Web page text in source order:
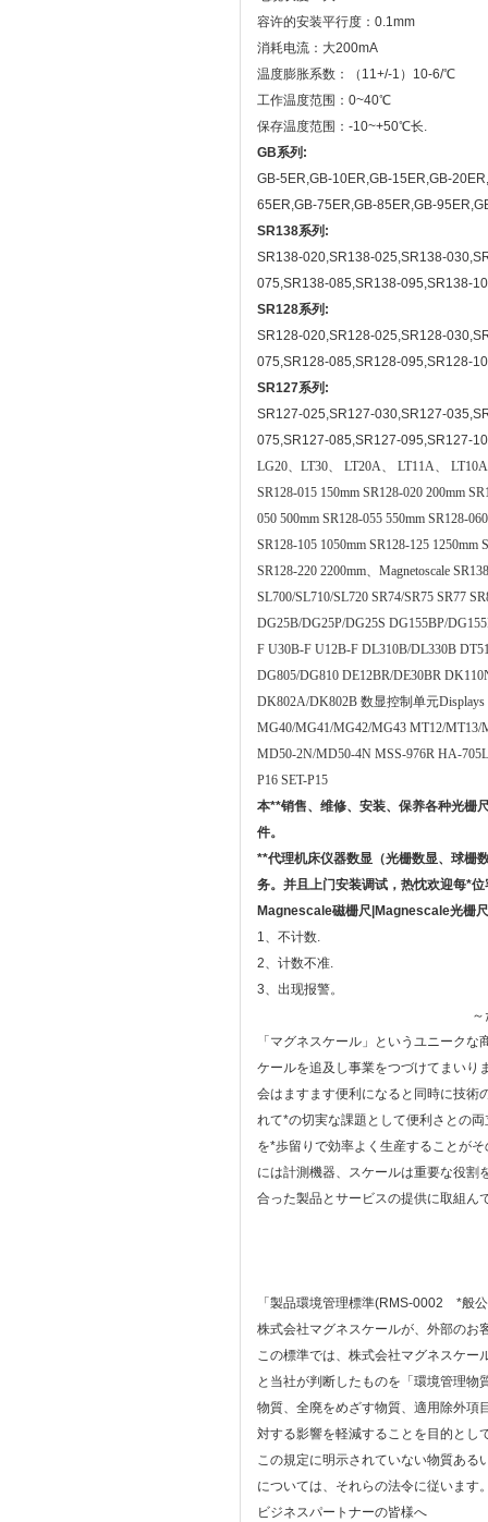
容许的安装平行度：0.1mm
消耗电流：大200mA
温度膨胀系数：（11+/-1）10-6/℃
工作温度范围：0~40℃
保存温度范围：-10~+50℃长.
GB系列:
GB-5ER,GB-10ER,GB-15ER,GB-
65ER,GB-75ER,GB-85ER,GB-
SR138系列:
SR138-020,SR138-025,SR138-
075,SR138-085,SR138-095,SR138-
SR128系列:
SR128-020,SR128-025,SR128-
075,SR128-085,SR128-095,SR128-
SR127系列:
SR127-025,SR127-030,SR127-
075,SR127-085,SR127-095,SR127-
LG20、 LT30、 LT20A、 LT11A、
SR128-015 150mm SR128-020 200mm
050 500mm SR128-055 550mm SR128-
SR128-105 1050mm SR128-125 1250mm
SR128-220 2200mm、Magnetoscale
SL700/SL710/SL720 SR74/SR75 SR77
DG25B/DG25P/DG25S DG155BP/
F U30B-F U12B-F DL310B/DL330B
DG805/DG810 DE12BR/DE30BR
DK802A/DK802B 数显控制单元Displays
MG40/MG41/MG42/MG43 MT12/MT13/
MD50-2N/MD50-4N MSS-976R HA-
P16 SET-P15
本**销售、维修、安装、保养各种光栅
件。
**代理机床仪器数显 （光栅数显、球
务。并且上门安装调试，热忱欢迎每*
Magnescale磁栅尺|Magnescale光栅
1、不计数.
2、计数不准.
3、出现报警。
「マグネスケール」というユニーク
ケールを追及し事業をつづけてまいり
会はますます便利になると同時に技術
れて*の切実な課題として便利さとの
を*歩留りで効率よく生産することが
には計測機器、スケールは重要な役割
合った製品とサービスの提供に取組ん
「製品環境管理標準(RMS-0002 *般
株式会社マグネスケールが、外部のお
この標準では、株式会社マグネスケー
と当社が判断したものを「環境管理
物質、全廃をめざす物質、適用除外項
対する影響を軽減することを目的とし
この規定に明示されていない物質ある
については、それらの法令に従います
ビジネスパートナーの皆様へ